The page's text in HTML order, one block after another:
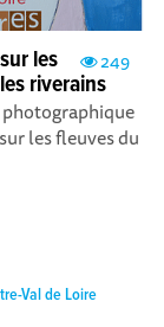
249
les
riverains
les fleuves du
Val de Loire